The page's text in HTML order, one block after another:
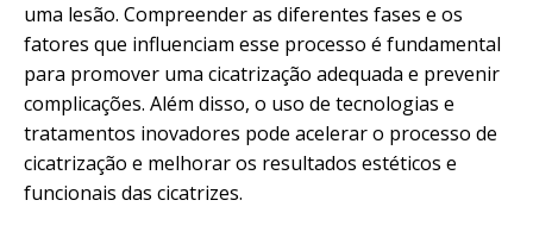
uma lesão. Compreender as diferentes fases e os
fatores que influenciam esse processo é fundamental
para promover uma cicatrização adequada e prevenir
complicações. Além disso, o uso de tecnologias e
tratamentos inovadores pode acelerar o processo de
cicatrização e melhorar os resultados estéticos e
funcionais das cicatrizes.